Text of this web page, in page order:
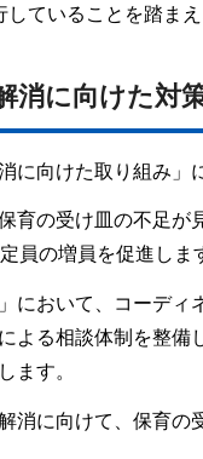
ていることを踏ま
消に向けた対
に向けた取り組み」
育の受け皿の不足
員の増員を促進しま
において、コーデ
よる相談体制を整備
ます。
消に向けて、保育の